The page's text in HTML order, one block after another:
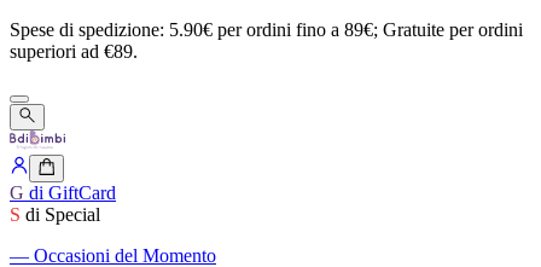
Spese di spedizione: 5.90€ perordini fino a 89€; Gratuite perordini
superiori ad €89.
G di GiftCard
S di Special
― Occasioni del Momento